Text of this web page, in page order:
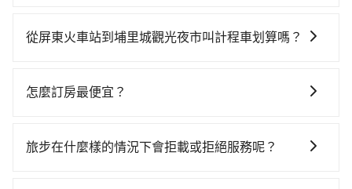
高鐵站後，步行進站、現場購票並於月台排隊的時間約
站、等待車站前排班的計程車，搭上小黃後約花52分
3位同行，高鐵加轉乘之平均每人花費為1,490元。不過
時不需要閉目養神（因為要自己開車），最重要的是你
$115~205承租小轎車，每公里再額外加收$3.2，從屏東
達目的地後多久原路返回），雖已將eTag和可能的每小
從屏東火車站到埔里城觀光夜市叫計程車划算嗎？
灣大車隊和Yoxi，如果在路邊攔不到車，也可考慮打電
價格約為4,650~5,600元間，但如改預約tripool可省高
怎麼訂房最便宜？
OTA (online travel agent) 來完成，除了可以快速依據
旅步在什麼樣的情況下會拒載或拒絕服務呢？